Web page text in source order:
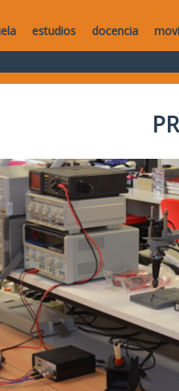
estudios docencia